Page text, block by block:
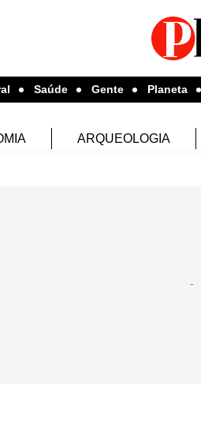
Saúde Gente Planeta
ARQUEOLOGIA